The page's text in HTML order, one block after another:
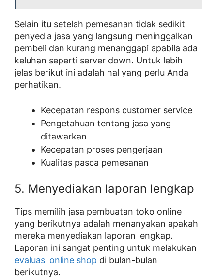
Selain itu setelah pemesanan tidak sedikit
penyedia jasa yang langsung meninggalkan
pembeli dan kurang menanggapi apabila ada
keluhan seperti server down. Untuk lebih
jelas berikut ini adalah hal yang perlu Anda
perhatikan.
Kecepatan respons customer service
Pengetahuan tentang jasa yang
ditawarkan
Kecepatan proses pengerjaan
Kualitas pasca pemesanan
5. Menyediakan laporan lengkap
Tips memilih jasa pembuatan toko online
yang berikutnya adalah menanyakan apakah
mereka menyediakan laporan lengkap.
Laporan ini sangat penting untuk melakukan
evaluasi online shop di bulan-bulan
berikutnya.